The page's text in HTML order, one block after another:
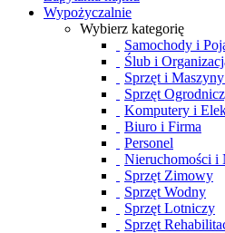
Wypożyczalnie
Wybierz kategorię
Samochody i
Ślub i
Sprzęt i
Sprzęt
Komputery i
Biuro i Firma
Personel
Nieruchomości i
Sprzęt Zimowy
Sprzęt Wodny
Sprzęt Lotniczy
Sprzęt